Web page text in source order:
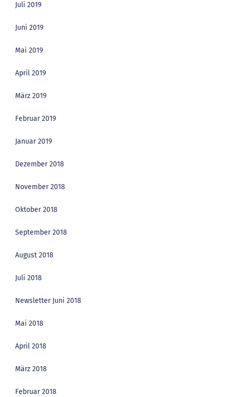
Juli 2019
Juni 2019
Mai 2019
April 2019
März 2019
Februar 2019
Januar 2019
Dezember 2018
November 2018
Oktober 2018
September 2018
August 2018
Juli 2018
Newsletter Juni 2018
Mai 2018
April 2018
März 2018
Februar 2018